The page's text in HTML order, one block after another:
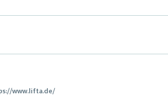
www.lifta.de/